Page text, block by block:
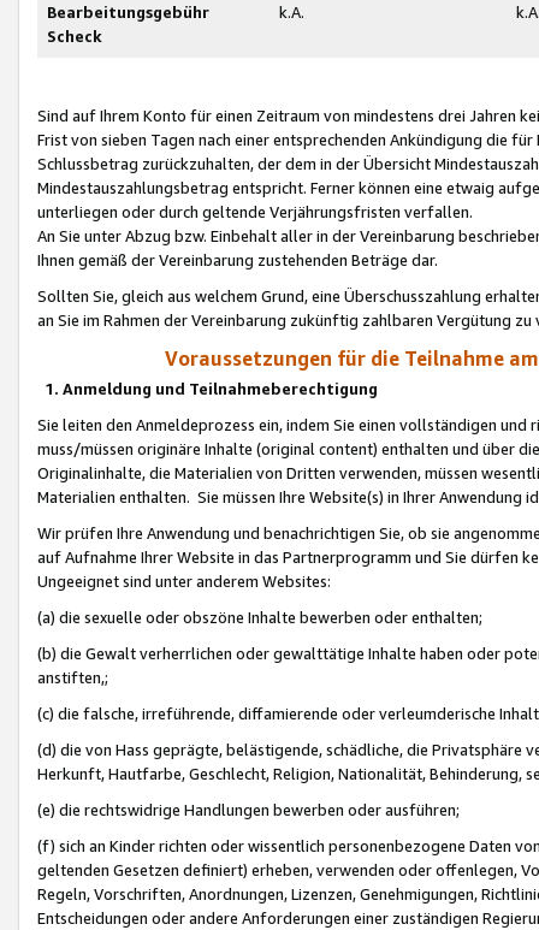
Bearbeitungsgebühr
Scheck
k.A.
Sind auf Ihrem Konto für einen Zeitraum von mindestens drei Jahren
Frist von sieben Tagen nach einer entsprechenden Ankündigung die
Schlussbetrag zurückzuhalten, der dem in der Übersicht
Mindestauszahlungsbetrag entspricht. Ferner können eine etwaig
unterliegen oder durch geltende Verjährungsfristen verfallen.
An Sie unter Abzug bzw. Einbehalt aller in der Vereinbarung
Ihnen gemäß der Vereinbarung zustehenden Beträge dar.
Sollten Sie, gleich aus welchem Grund, eine Überschusszahlung
an Sie im Rahmen der Vereinbarung zukünftig zahlbaren Vergütung zu
Voraussetzungen für die Teilnahme
1. Anmeldung und Teilnahmeberechtigung
Sie leiten den Anmeldeprozess ein, indem Sie einen vollständigen
muss/müssen originäre Inhalte (original content) enthalten und über
Originalinhalte, die Materialien von Dritten verwenden, müssen
Materialien enthalten. Sie müssen Ihre Website(s) in Ihrer Anwendung
Wir prüfen Ihre Anwendung und benachrichtigen Sie, ob sie
auf Aufnahme Ihrer Website in das Partnerprogramm und Sie dürfen
Ungeeignet sind unter anderem Websites:
(a) die sexuelle oder obszöne Inhalte bewerben oder enthalten;
(b) die Gewalt verherrlichen oder gewalttätige Inhalte haben oder
anstiften,;
(c) die falsche, irreführende, diffamierende oder verleumderische
(d) die von Hass geprägte, belästigende, schädliche, die Privatsphäre
Herkunft, Hautfarbe, Geschlecht, Religion, Nationalität, Behinderung,
(e) die rechtswidrige Handlungen bewerben oder ausführen;
(f) sich an Kinder richten oder wissentlich personenbezogene Daten
geltenden Gesetzen definiert) erheben, verwenden oder offenlegen,
Regeln, Vorschriften, Anordnungen, Lizenzen, Genehmigungen,
Entscheidungen oder andere Anforderungen einer zuständigen